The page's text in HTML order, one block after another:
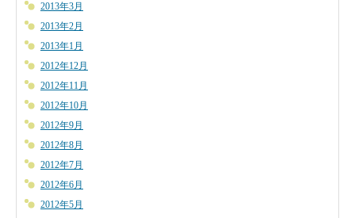
2013年3月
2013年2月
2013年1月
2012年12月
2012年11月
2012年10月
2012年9月
2012年8月
2012年7月
2012年6月
2012年5月